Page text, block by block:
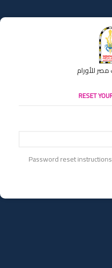
للأورام
RESET
Password reset